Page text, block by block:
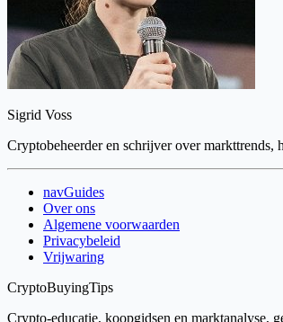
Sigrid Voss
Cryptobeheerder en schrijver over markttrends,
navGuides
Over ons
Algemene voorwaarden
Privacybeleid
Vrijwaring
CryptoBuyingTips
Crypto-educatie, koopgidsen en marktanalyse,